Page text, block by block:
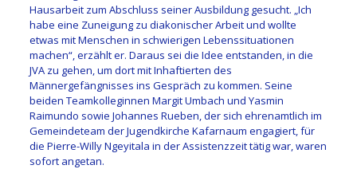
Hausarbeit zum Abschluss seiner Ausbildung gesucht. „Ich
habe eine Zuneigung zu diakonischer Arbeit und wollte
etwas mit Menschen in schwierigen Lebenssituationen
machen“, erzählt er. Daraus sei die Idee entstanden, in die
JVA zu gehen, um dort mit Inhaftierten des
Männergefängnisses ins Gespräch zu kommen. Seine
beiden Teamkolleginnen Margit Umbach und Yasmin
Raimundo sowie Johannes Rueben, der sich ehrenamtlich im
Gemeindeteam der Jugendkirche Kafarnaum engagiert, für
die Pierre-Willy Ngeyitala in der Assistenzzeit tätig war, waren
sofort angetan.